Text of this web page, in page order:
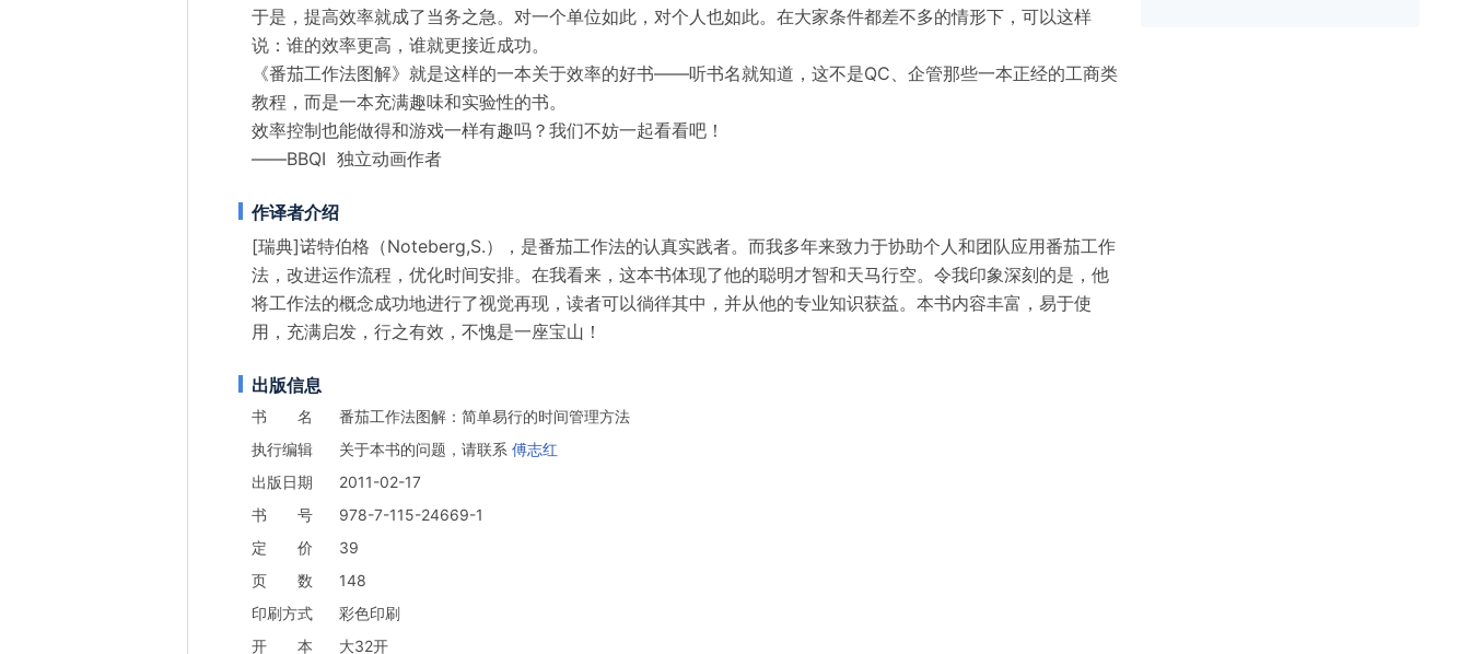
于是，提高效率就成了当务之急。对一个单位如此，对个人也如此。在大家条件都差不多的情形下，可以这样
说：谁的效率更高，谁就更接近成功。
《番茄工作法图解》就是这样的一本关于效率的好书——听书名就知道，这不是QC、企管那些一本正经的工商类
教程，而是一本充满趣味和实验性的书。
效率控制也能做得和游戏一样有趣吗？我们不妨一起看看吧！
——BBQI  独立动画作者
作译者介绍
[瑞典]诺特伯格（Noteberg,S.），是番茄工作法的认真实践者。而我多年来致力于协助个人和团队应用番茄工作
法，改进运作流程，优化时间安排。在我看来，这本书体现了他的聪明才智和天马行空。令我印象深刻的是，他
将工作法的概念成功地进行了视觉再现，读者可以徜徉其中，并从他的专业知识获益。本书内容丰富，易于使
用，充满启发，行之有效，不愧是一座宝山！
出版信息
书 名
番茄工作法图解：简单易行的时间管理方法
执行编辑 关于本书的问题，请联系 傅志红
出版日期
2011-02-17
书
号
978-7-115-24669-1
定
价
39
页
数
148
印刷方式
彩色印刷
开
本 大32开